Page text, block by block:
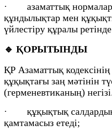
· азаматтық
құндылықтар мен
үйлестіру құралы
🔹 ҚОРЫТЫНДЫ
ҚР Азаматтық
құқықтағы заң мәтінін
(герменевтиканың)
· құқықтық
қамтамасыз етеді;